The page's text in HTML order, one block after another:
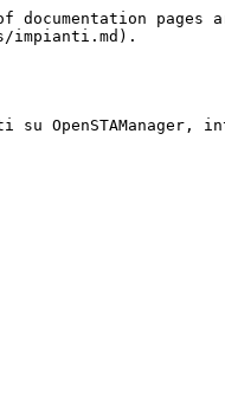
pages
impianti.md).